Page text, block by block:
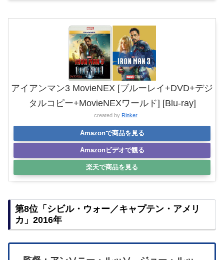
アイアンマン3 MovieNEX [ブルーレイ+DVD+デジ
タルコピー+MovieNEXワールド] [Blu-ray]
created by Rinker
Amazonで商品を見る
Amazonビデオで観る
楽天で商品を見る
第8位「シビル・ウォー／キャプテン・アメリ
カ」2016年